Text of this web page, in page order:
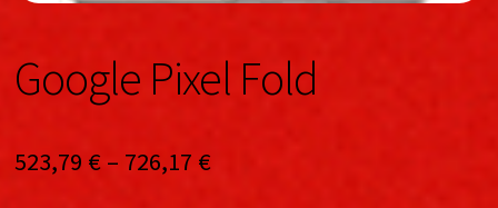
Google Pixel Fold
523,79 € – 726,17 €